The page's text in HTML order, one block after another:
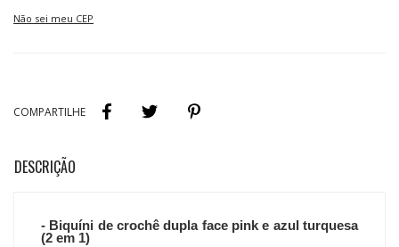
Entregas para o CEP:
Não sei meu CEP
- Biquíni de crochê dupla face pink e azul turquesa
(2 em 1)